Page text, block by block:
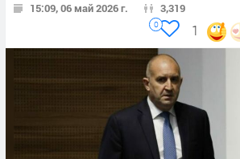
15:09, 06 май 2026 г. 3,319
1
0